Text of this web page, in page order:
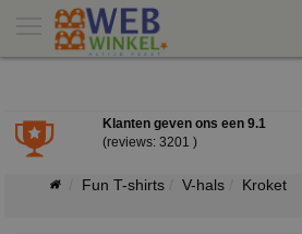
Klanten geven ons een 9.1
(reviews: 3201 )
Fun T-shirts V-hals Kroket